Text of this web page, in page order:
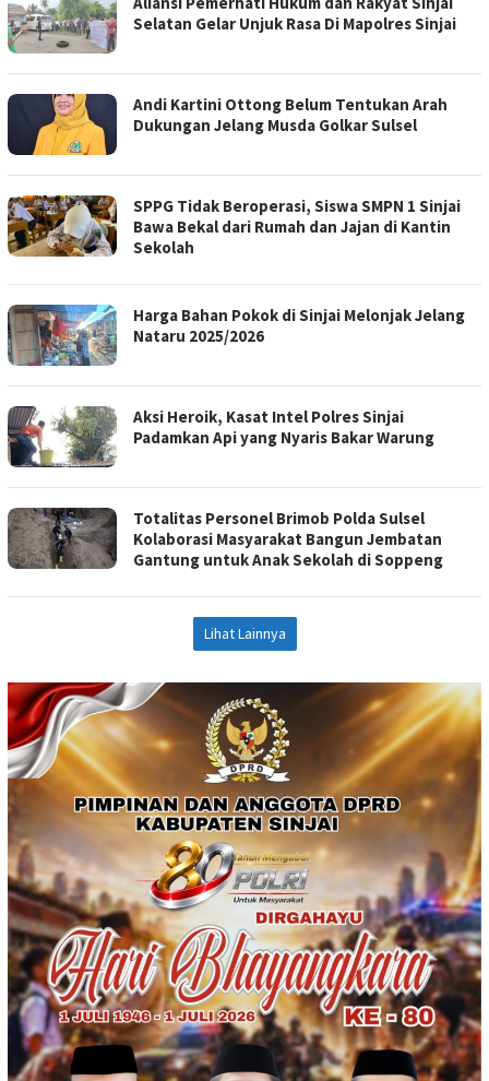
Selatan Gelar Unjuk Rasa Di Mapolres Sinjai
Andi Kartini Ottong Belum Tentukan Arah
Dukungan Jelang Musda Golkar Sulsel
SPPG Tidak Beroperasi, Siswa SMPN 1 Sinjai
Bawa Bekal dari Rumah dan Jajan di Kantin
Sekolah
Harga Bahan Pokok di Sinjai Melonjak Jelang
Nataru 2025/2026
Aksi Heroik, Kasat Intel Polres Sinjai
Padamkan Api yang Nyaris Bakar Warung
Totalitas Personel Brimob Polda Sulsel
Kolaborasi Masyarakat Bangun Jembatan
Gantung untuk Anak Sekolah di Soppeng
Lihat Lainnya